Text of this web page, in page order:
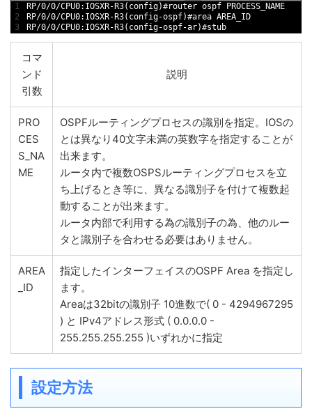
1
2
3
RP/0/0/CPU0:IOSXR-R3(config)#router ospf PROCESS_NAME
RP/0/0/CPU0:IOSXR-R3(config-ospf)#area AREA_ID
RP/0/0/CPU0:IOSXR-R3(config-ospf-ar)#stub
コマ
ンド
引数
説明
PRO
CES
S_NA
ME
OSPFルーティングプロセスの識別を指定。IOSの
とは異なり40文字未満の英数字を指定することが
出来ます。
ルータ内で複数OSPSルーティングプロセスを立
ち上げるとき等に、異なる識別子を付けて複数起
動することが出来ます。
ルータ内部で利用する為の識別子の為、他のルー
タと識別子を合わせる必要はありません。
AREA
_ID
指定したインターフェイスのOSPF Area を指定し
ます。
Areaは32bitの識別子 10進数で( 0 - 4294967295
) と IPv4アドレス形式 ( 0.0.0.0 -
255.255.255.255 )いずれかに指定
設定方法